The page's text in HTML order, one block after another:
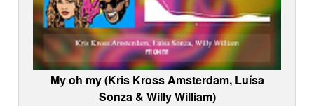
My oh my (Kris Kross Amsterdam, Luísa
Sonza & Willy William)